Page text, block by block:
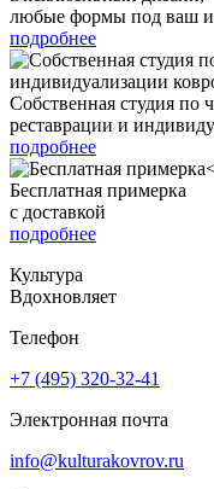
любые формы под ваш
подробнее
Собственная студия по
реставрации и
подробнее
Бесплатная примерка
с доставкой
подробнее
Культура
Вдохновляет
Телефон
+7 (495) 320-32-41
Электронная почта
info@kulturakovrov.ru